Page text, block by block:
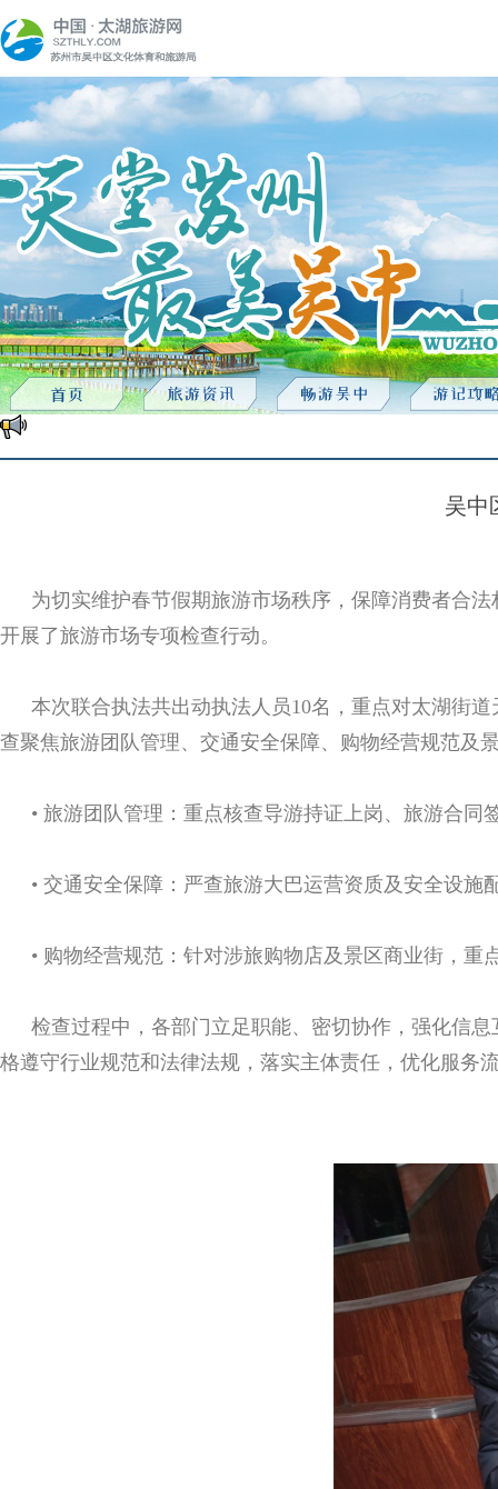
吴中
为切实维护春节假期旅游市场秩序，保障消费者合
开展了旅游市场专项检查行动。
本次联合执法共出动执法人员10名，重点对太湖街
查聚焦旅游团队管理、交通安全保障、购物经营规范及
• 旅游团队管理：重点核查导游持证上岗、旅游合
• 交通安全保障：严查旅游大巴运营资质及安全设
• 购物经营规范：针对涉旅购物店及景区商业街，
检查过程中，各部门立足职能、密切协作，强化信
格遵守行业规范和法律法规，落实主体责任，优化服务